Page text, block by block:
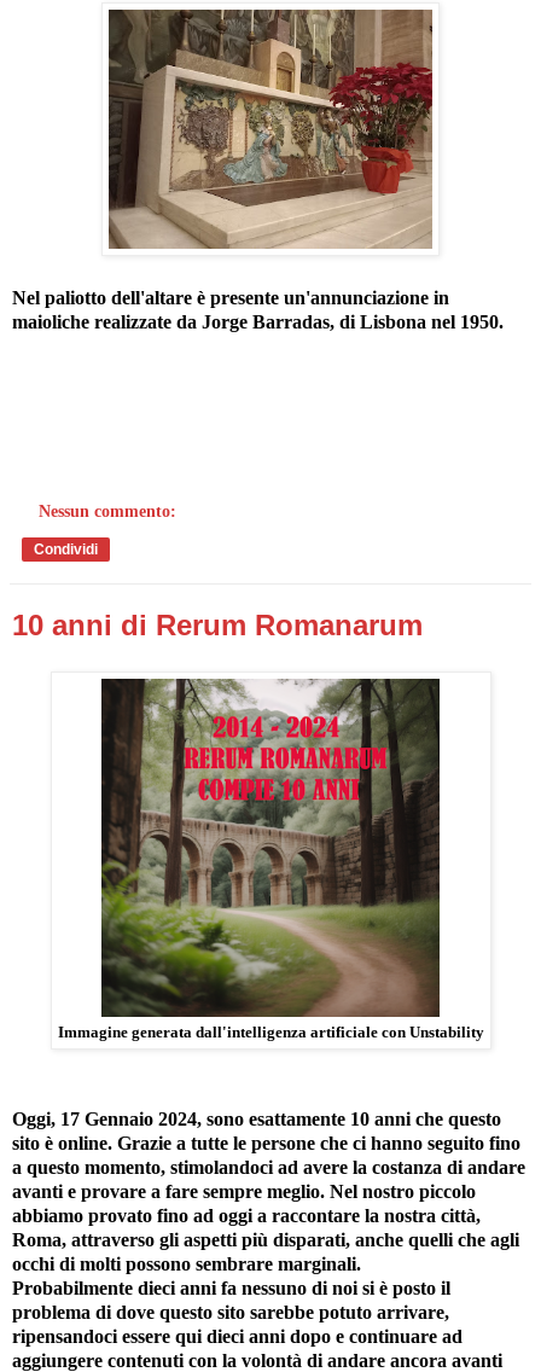
Nel paliotto dell'altare è presente un'annunciazione in
maioliche realizzate da Jorge Barradas, di Lisbona nel 1950.
Nessun commento:
Condividi
10 anni di Rerum Romanarum
Immagine generata dall'intelligenza artificiale con Unstability
Oggi, 17 Gennaio 2024, sono esattamente 10 anni che questo
sito è online. Grazie a tutte le persone che ci hanno seguito fino
a questo momento, stimolandoci ad avere la costanza di andare
avanti e provare a fare sempre meglio. Nel nostro piccolo
abbiamo provato fino ad oggi a raccontare la nostra città,
Roma, attraverso gli aspetti più disparati, anche quelli che agli
occhi di molti possono sembrare marginali.
Probabilmente dieci anni fa nessuno di noi si è posto il
problema di dove questo sito sarebbe potuto arrivare,
ripensandoci essere qui dieci anni dopo e continuare ad
aggiungere contenuti con la volontà di andare ancora avanti